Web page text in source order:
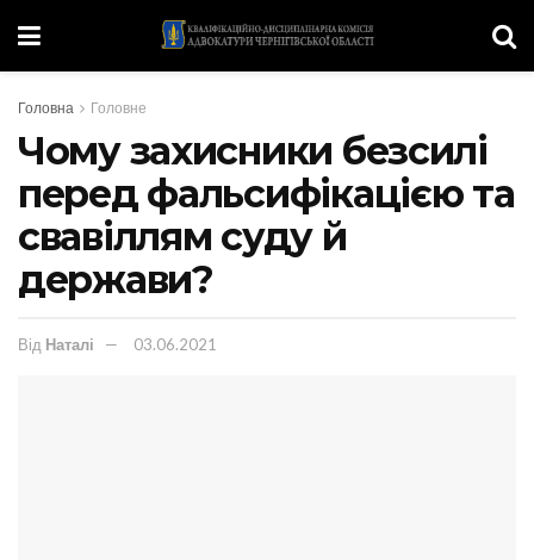
Головна Головне
Чому захисники безсилі
перед фальсифікацією та
свавіллям суду й
держави?
Від Наталі 03.06.2021